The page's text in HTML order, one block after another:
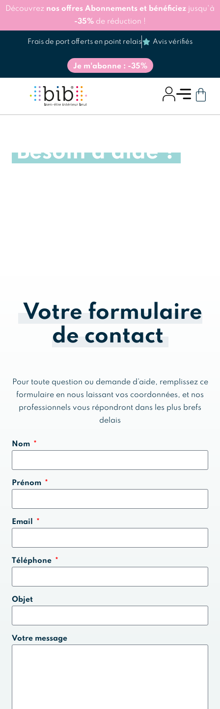
Découvrez nos offres Abonnements et bénéficiez jusqu'à
-35% de réduction !
Frais de port offerts en point relais Avis vérifiés
Je m'abonne : -35%
Besoin d'aide ?
Votre formulaire
de contact
Pour toute question ou demande d’aide, remplissez ce
formulaire en nous laissant vos coordonnées, et nos
professionnels vous répondront dans les plus brefs
delais
Nom
Prénom
Email
Téléphone
Objet
Votre message